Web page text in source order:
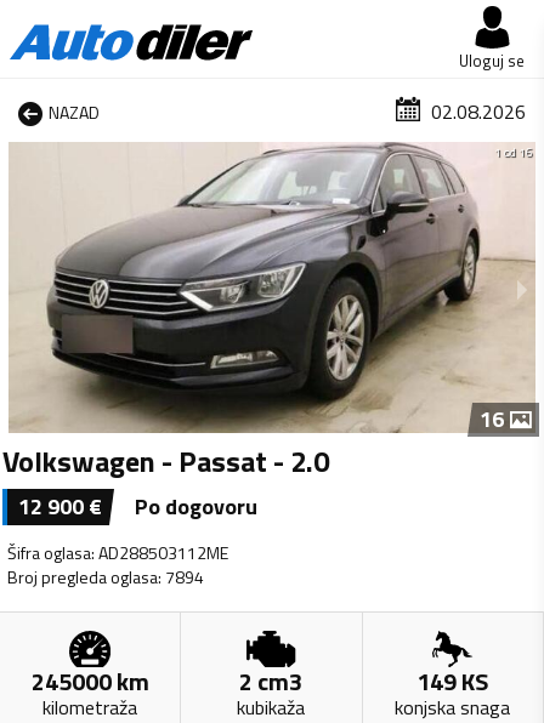
Uloguj se
NAZAD 02.08.2026
1 od 16
16
Volkswagen - Passat - 2.0
12 900€ Po dogovoru
Šifra oglasa:AD288503112ME
Broj pregleda oglasa: 7894
245000km
kilometraža
2 cm3
kubikaža
149KS
konjska snaga